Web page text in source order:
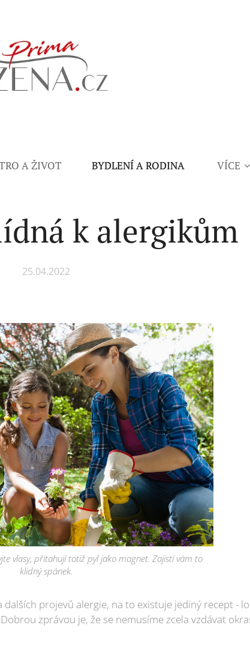
A ŽIVOT BYDLENÍ A RODINA VÍCE
k alergikům
25.04.2022
vlasy, přitahují totiž pyl jako magnet. Zajistí vám to
klidný spánek.
dalších projevů alergie, na to existuje jediný recept -
zprávou je, že se nemusíme zcela vzdávat